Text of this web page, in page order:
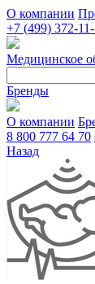
О компании
+7 (499) 372-
Медицинское
Бренды
О компании
8 800 777 64 70
Назад